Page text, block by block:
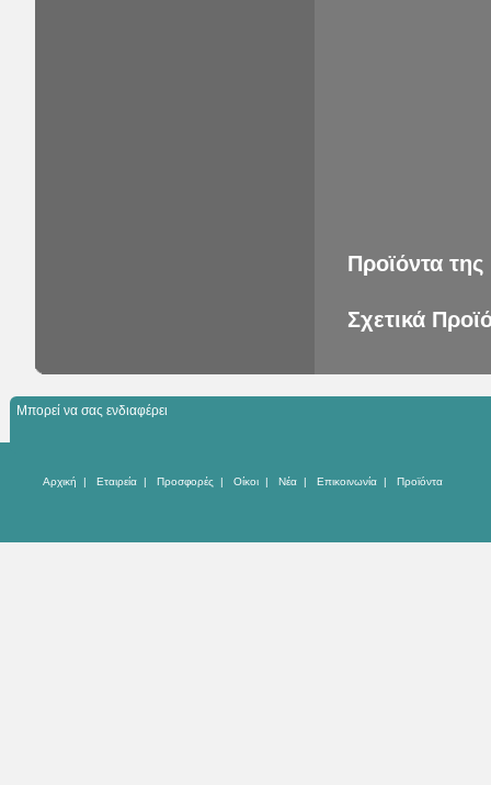
Προϊόντα της
Σχετικά
Μπορεί να σας ενδιαφέρει
Αρχική | Εταιρεία | Προσφορές | Οίκοι | Νέα | Επικοινωνία | Προϊόντα